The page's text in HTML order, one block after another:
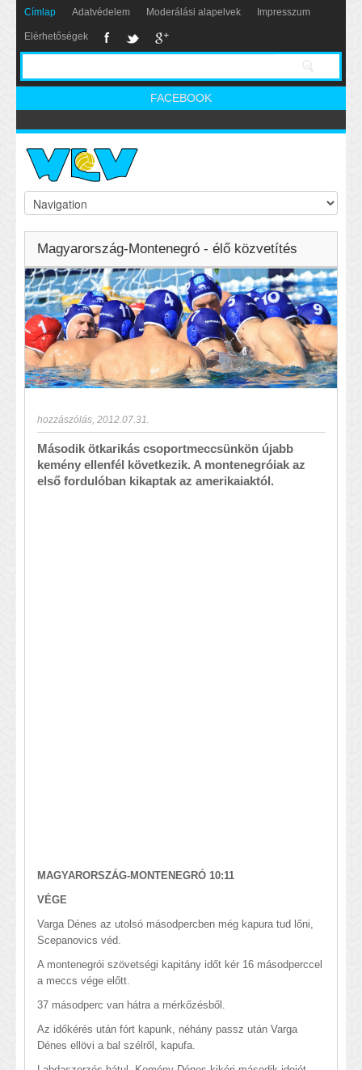
Címlap Adatvédelem Moderálási alapelvek Impresszum
Elérhetőségek
FACEBOOK
Magyarország-Montenegró - élő közvetítés
hozzászólás 2012.07.31.
Második ötkarikás csoportmeccsünkön újabb
kemény ellenfél következik. A montenegróiak az
első fordulóban kikaptak az amerikaiaktól.
MAGYARORSZÁG-MONTENEGRÓ 10:11
VÉGE
Varga Dénes az utolsó másodpercben még kapura tud lőni,
Scepanovics véd.
A montenegrói szövetségi kapitány időt kér 16 másodperccel
a meccs vége előtt.
37 másodperc van hátra a mérkőzésből.
Az időkérés után fórt kapunk, néhány passz után Varga
Dénes ellövi a bal szélről, kapufa.